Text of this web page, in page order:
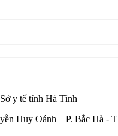
Sở y tế tỉnh Hà Tĩnh
Huy Oánh – P. Bắc Hà -